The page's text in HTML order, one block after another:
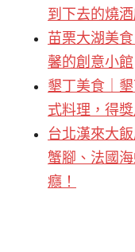
到下去的燒
苗栗大湖美
馨的創意小館
墾丁美食｜
式料理，得
台北漢來大
蟹腳、法國
癮！